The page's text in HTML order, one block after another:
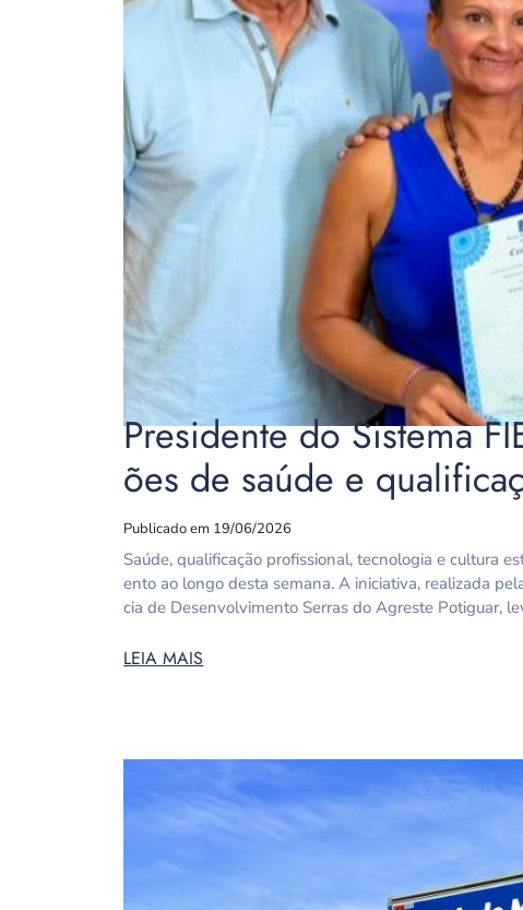
Presidente do Sistema
ões de saúde e
Publicado em 19/06/2026
Saúde, qualificação profissional, tecnologia e cultura
ento ao longo desta semana. A iniciativa, realizada
cia de Desenvolvimento Serras do Agreste Potiguar,
LEIA MAIS